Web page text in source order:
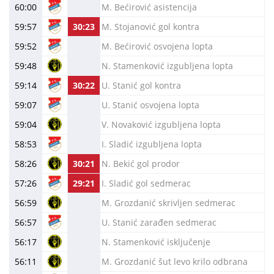
60:00
M. Bećirović asistencija
59:57
30:23
M. Stojanović gol kontra
59:52
M. Bećirović osvojena lopta
59:48
N. Stamenković izgubljena lopta
59:14
30:22
U. Stanić gol kontra
59:07
U. Stanić osvojena lopta
59:04
V. Novaković izgubljena lopta
58:53
I. Sladić izgubljena lopta
58:26
30:21
N. Bekić gol prodor
57:26
29:21
I. Sladić gol sedmerac
56:59
M. Grozdanić skrivljen sedmerac
56:57
U. Stanić zarađen sedmerac
56:17
N. Stamenković isključenje
56:11
M. Grozdanić šut levo krilo odbrana